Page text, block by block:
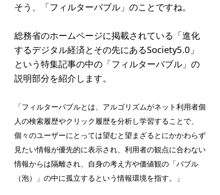
お手続き
寄付支援者
ニュース
コラム
そう、「フィルターバブル」のことですね。
総務省のホームページに掲載されている「進化
するデジタル経済とその先にあるSociety5.0」
という特集記事の中の「フィルターバブル」の
説明部分を紹介します。
「フィルターバブルとは、アルゴリズムがネット利用者個
人の検索履歴やクリック履歴を分析し学習することで、
個々のユーザーにとっては望むと望まざるとにかかわらず
見たい情報が優先的に表示され、利用者の観点に合わない
情報からは隔離され、自身の考え方や価値観の「バブル
（泡）」の中に孤立するという情報環境を指す。」